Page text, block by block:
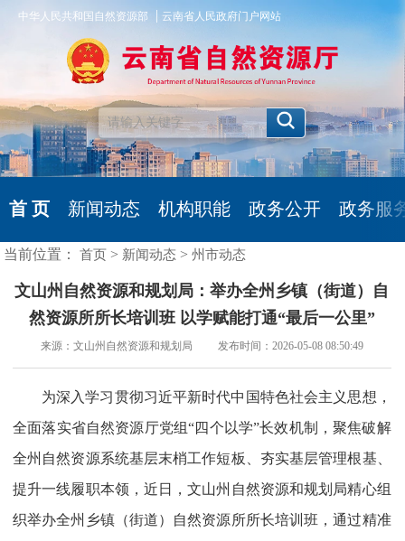
中华人民共和国自然资源部 |云南省人民政府门户网站
首 页 新闻动态 机构职能 政务公开 政务服
当前位置：首页 > 新闻动态 >州市动态
文山州自然资源和规划局：举办全州乡镇（街道）自
然资源所所长培训班 以学赋能打通“最后一公里”
来源：文山州自然资源和规划局 发布时间：2026-05-08 08:50:49
为深入学习贯彻习近平新时代中国特色社会主义思想，
全面落实省自然资源厅党组“四个以学”长效机制，聚焦破解
全州自然资源系统基层末梢工作短板、夯实基层管理根基、
提升一线履职本领，近日，文山州自然资源和规划局精心组
织举办全州乡镇（街道）自然资源所所长培训班，通过精准